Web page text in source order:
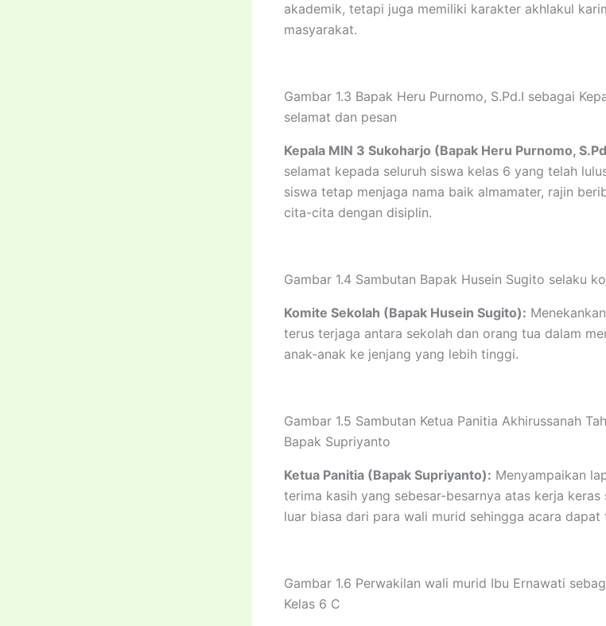
akademik, tetapi juga memiliki karakter akhlakul
masyarakat.
Gambar 1.3 Bapak Heru Purnomo, S.Pd.I sebagai
selamat dan pesan
Kepala MIN 3 Sukoharjo (Bapak Heru Purnomo,
selamat kepada seluruh siswa kelas 6 yang telah
siswa tetap menjaga nama baik almamater, rajin
cita-cita dengan disiplin.
Gambar 1.4 Sambutan Bapak Husein Sugito selaku
Komite Sekolah (Bapak Husein Sugito):
terus terjaga antara sekolah dan orang tua dalam
anak-anak ke jenjang yang lebih tinggi.
Gambar 1.5 Sambutan Ketua Panitia Akhirussanah
Bapak Supriyanto
Ketua Panitia (Bapak Supriyanto): Menyampaikan
terima kasih yang sebesar-besarnya atas kerja
luar biasa dari para wali murid sehingga acara dapat
Gambar 1.6 Perwakilan wali murid Ibu Ernawati
Kelas 6 C